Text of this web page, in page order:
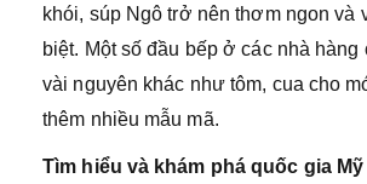
khói, súp Ngô trở nên thơm ngon và
biệt. Một số đầu bếp ở các nhà hàng
vài nguyên khác như tôm, cua cho
thêm nhiều mẫu mã.
Tìm hiểu và khám phá quốc gia